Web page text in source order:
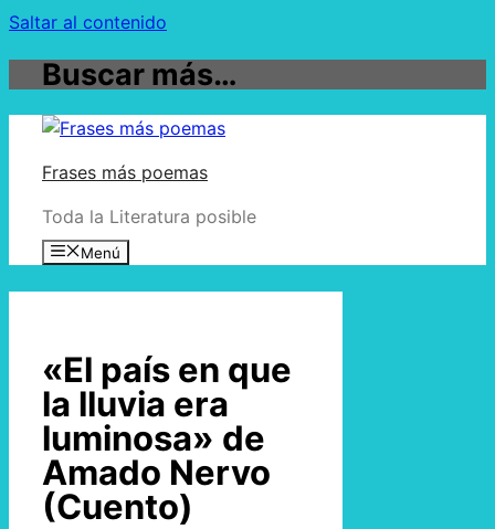
Saltar al contenido
Buscar más…
Frases más poemas
Toda la Literatura posible
Menú
«El país en que
la lluvia era
luminosa» de
Amado Nervo
(Cuento)